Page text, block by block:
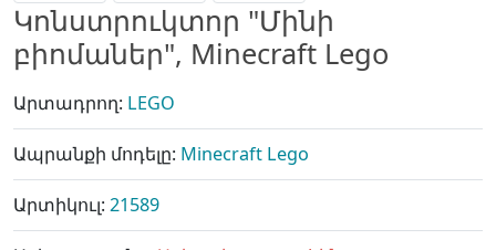
Կոնստրուկտոր "Մինի
բիոմաներ", Minecraft Lego
Արտադրող: LEGO
Ապրանքի մոդելը: Minecraft Lego
Արտիկուլ: 21589